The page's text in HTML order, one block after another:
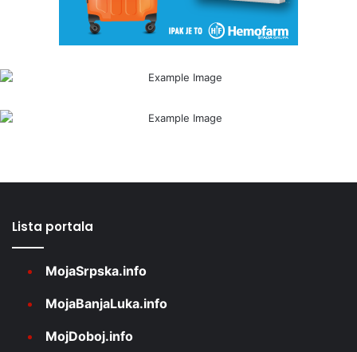
Lista portala
MojaSrpska.info
MojaBanjaLuka.info
MojDoboj.info